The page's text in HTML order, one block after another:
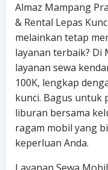
Almaz Mampang
& Rental Lepas
melainkan tetap
layanan terbaik? Di
layanan sewa
100K, lengkap
kunci. Bagus untuk
liburan bersama
ragam mobil yang
keperluan Anda.